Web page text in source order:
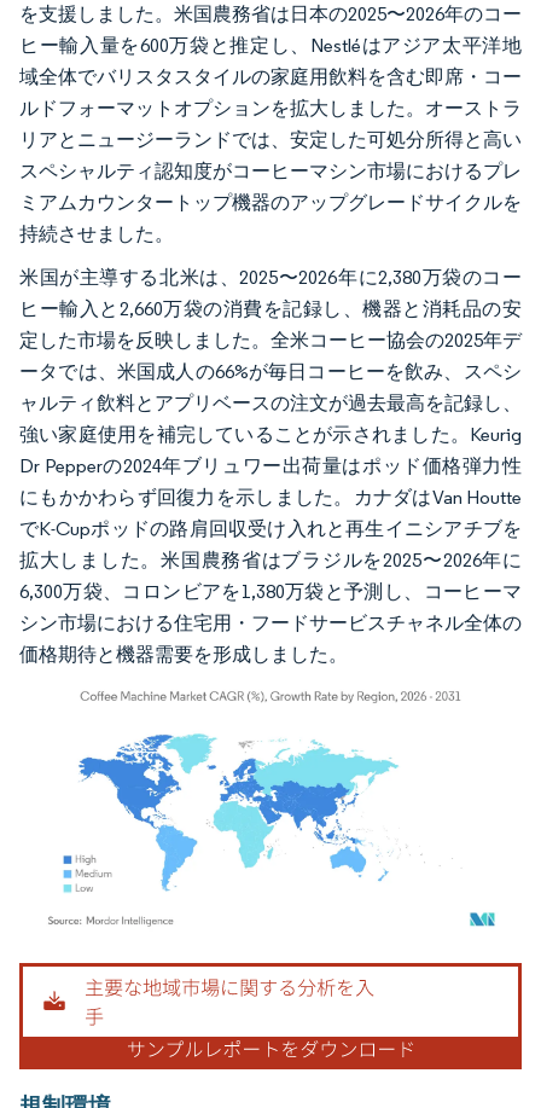
を支援しました。米国農務省は日本の2025〜2026年のコー
ヒー輸入量を600万袋と推定し、Nestléはアジア太平洋地
域全体でバリスタスタイルの家庭用飲料を含む即席・コー
ルドフォーマットオプションを拡大しました。オーストラ
リアとニュージーランドでは、安定した可処分所得と高い
スペシャルティ認知度がコーヒーマシン市場におけるプレ
ミアムカウンタートップ機器のアップグレードサイクルを
持続させました。
米国が主導する北米は、2025〜2026年に2,380万袋のコー
ヒー輸入と2,660万袋の消費を記録し、機器と消耗品の安
定した市場を反映しました。全米コーヒー協会の2025年デ
ータでは、米国成人の66%が毎日コーヒーを飲み、スペシ
ャルティ飲料とアプリベースの注文が過去最高を記録し、
強い家庭使用を補完していることが示されました。Keurig
Dr Pepperの2024年ブリュワー出荷量はポッド価格弾力性
にもかかわらず回復力を示しました。カナダはVan Houtte
でK-Cupポッドの路肩回収受け入れと再生イニシアチブを
拡大しました。米国農務省はブラジルを2025〜2026年に
6,300万袋、コロンビアを1,380万袋と予測し、コーヒーマ
シン市場における住宅用・フードサービスチャネル全体の
価格期待と機器需要を形成しました。
画像 © Mordor Intelligence。再利用にはCC BY 4.0の表示が必要です。